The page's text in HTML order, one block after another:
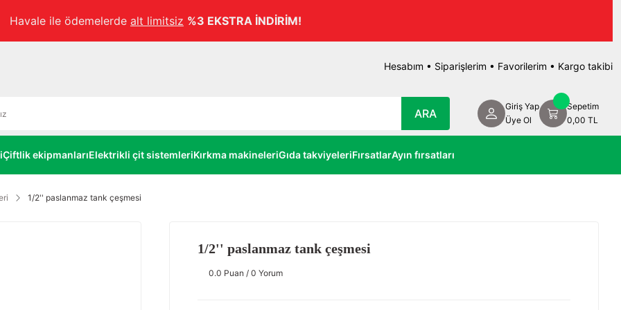
Havale ile ödemelerde alt limitsiz %3 EKSTRA İNDİRİM!
Hesabım • Siparişlerim • Favorilerim • Kargo takibi
ARA
Giriş Yap
Üye Ol
Sepetim
0,00 TL
Çiftlik ekipmanlarıElektrikli çit sistemleriKırkma makineleriGıda takviyeleriFırsatlarAyın fırsatları
1/2'' paslanmaz tank çeşmesi
1/2'' paslanmaz tank çeşmesi
0.0 Puan / 0 Yorum